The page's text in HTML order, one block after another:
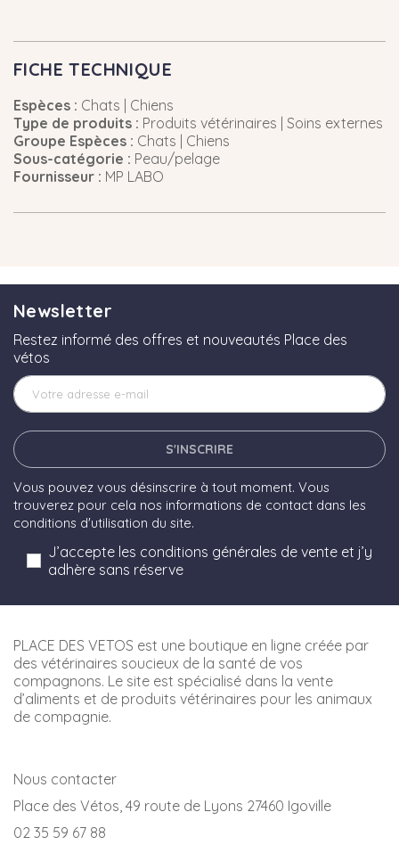
FICHE TECHNIQUE
Espèces : Chats | Chiens
Type de produits : Produits vétérinaires | Soins externes
Groupe Espèces : Chats | Chiens
Sous-catégorie : Peau/pelage
Fournisseur : MP LABO
Newsletter
Restez informé des offres et nouveautés Place des
vétos
S'INSCRIRE
Vous pouvez vous désinscrire à tout moment. Vous
trouverez pour cela nos informations de contact dans les
conditions d'utilisation du site.
J’accepte les conditions générales de vente et j’y
adhère sans réserve
PLACE DES VETOS est une boutique en ligne créée par
des vétérinaires soucieux de la santé de vos
compagnons. Le site est spécialisé dans la vente
d’aliments et de produits vétérinaires pour les animaux
de compagnie.
Nous contacter
Place des Vétos, 49 route de Lyons 27460 Igoville
02 35 59 67 88